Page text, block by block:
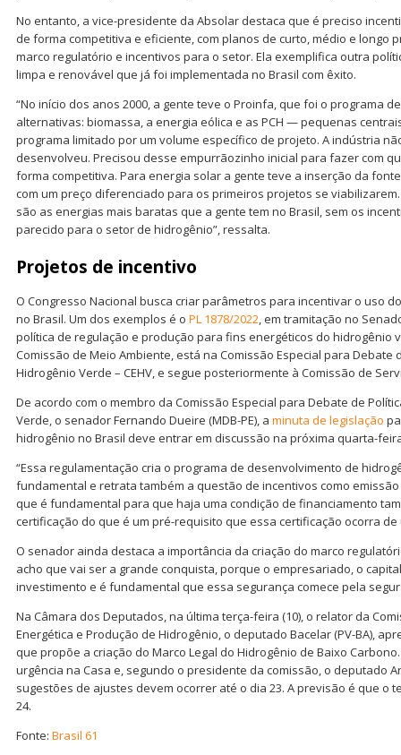
No entanto, a vice-presidente da Absolar destaca que é preciso
de forma competitiva e eficiente, com planos de curto, médio e longo
marco regulatório e incentivos para o setor. Ela exemplifica outra
limpa e renovável que já foi implementada no Brasil com êxito.
“No início dos anos 2000, a gente teve o Proinfa, que foi o programa
alternativas: biomassa, a energia eólica e as PCH — pequenas
programa limitado por um volume específico de projeto. A indústria
desenvolveu. Precisou desse empurrãozinho inicial para fazer com
forma competitiva. Para energia solar a gente teve a inserção da
com um preço diferenciado para os primeiros projetos se
são as energias mais baratas que a gente tem no Brasil, sem os
parecido para o setor de hidrogênio”, ressalta.
Projetos de incentivo
O Congresso Nacional busca criar parâmetros para incentivar o uso
no Brasil. Um dos exemplos é o PL 1878/2022, em tramitação no
política de regulação e produção para fins energéticos do hidrogênio
Comissão de Meio Ambiente, está na Comissão Especial para Debate
Hidrogênio Verde – CEHV, e segue posteriormente à Comissão de
De acordo com o membro da Comissão Especial para Debate de
Verde, o senador Fernando Dueire (MDB-PE), a minuta de legislação
hidrogênio no Brasil deve entrar em discussão na próxima quarta-
“Essa regulamentação cria o programa de desenvolvimento de
fundamental e retrata também a questão de incentivos como
que é fundamental para que haja uma condição de financiamento
certificação do que é um pré-requisito que essa certificação ocorra
O senador ainda destaca a importância da criação do marco
acho que vai ser a grande conquista, porque o empresariado, o
investimento e é fundamental que essa segurança comece pela
Na Câmara dos Deputados, na última terça-feira (10), o relator da
Energética e Produção de Hidrogênio, o deputado Bacelar (PV-BA),
que propõe a criação do Marco Legal do Hidrogênio de Baixo
urgência na Casa e, segundo o presidente da comissão, o deputado
sugestões de ajustes devem ocorrer até o dia 23. A previsão é que o
24.
Fonte: Brasil 61